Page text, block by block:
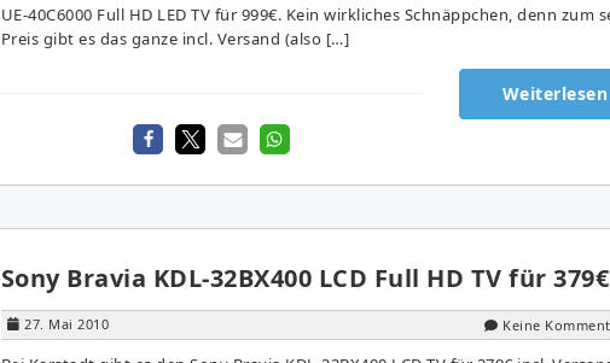
UE-40C6000 Full HD LED TV für 999€. Kein wirkliches Schnäppchen, denn zum
Preis gibt es das ganze incl. Versand (also […]
Weiterlesen
Sony Bravia KDL-32BX400 LCD Full HD TV für 379€
27. Mai 2010 Keine